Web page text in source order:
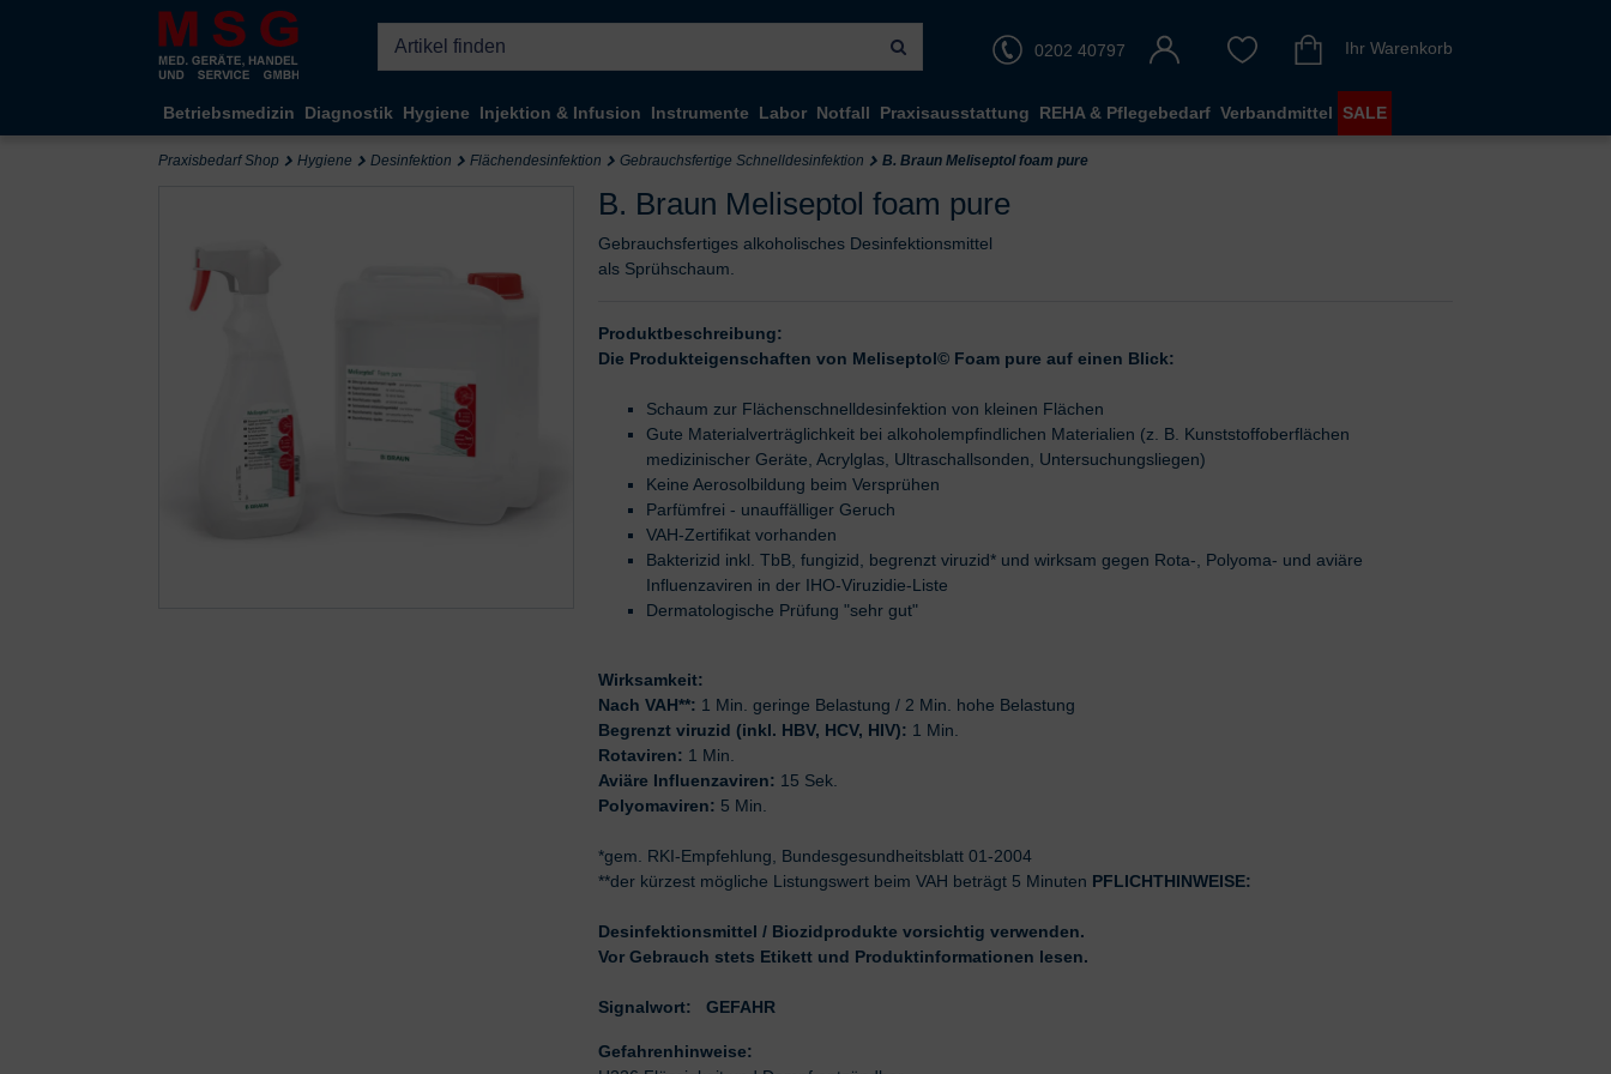
Kompletten Head der Seite überspringen
0202 40797
Ihr Warenkorb
Betriebsmedizin Diagnostik Hygiene Injektion & Infusion Instrumente Labor Notfall Praxisausstattung REHA & Pflegebedarf Verbandmittel SALE
Praxisbedarf Shop Hygiene Desinfektion Flächendesinfektion Gebrauchsfertige Schnelldesinfektion B. Braun Meliseptol foam pure
B. Braun Meliseptol foam pure
Gebrauchsfertiges alkoholisches Desinfektionsmittel
als Sprühschaum.
Produktbeschreibung:
Die Produkteigenschaften von Meliseptol© Foam pure auf einen Blick:
Schaum zur Flächenschnelldesinfektion von kleinen Flächen
Gute Materialverträglichkeit bei alkoholempfindlichen Materialien (z. B. Kunststoffoberflächen
medizinischer Geräte, Acrylglas, Ultraschallsonden, Untersuchungsliegen)
Keine Aerosolbildung beim Versprühen
Parfümfrei - unauffälliger Geruch
VAH-Zertifikat vorhanden
Bakterizid inkl. TbB, fungizid, begrenzt viruzid* und wirksam gegen Rota-, Polyoma- und aviäre
Influenzaviren in der IHO-Viruzidie-Liste
Dermatologische Prüfung "sehr gut"
Wirksamkeit:
Nach VAH**: 1 Min. geringe Belastung / 2 Min. hohe Belastung
Begrenzt viruzid (inkl. HBV, HCV, HIV): 1 Min.
Rotaviren: 1 Min.
Aviäre Influenzaviren: 15 Sek.
Polyomaviren: 5 Min.
*gem. RKI-Empfehlung, Bundesgesundheitsblatt 01-2004
**der kürzest mögliche Listungswert beim VAH beträgt 5 Minuten PFLICHTHINWEISE:
Desinfektionsmittel / Biozidprodukte vorsichtig verwenden.
Vor Gebrauch stets Etikett und Produktinformationen lesen.
Signalwort: GEFAHR
Gefahrenhinweise: